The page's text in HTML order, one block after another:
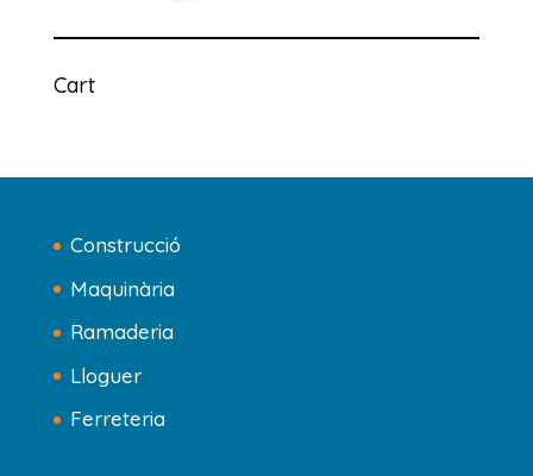
Cart
Construcció
Maquinària
Ramaderia
Lloguer
Ferreteria